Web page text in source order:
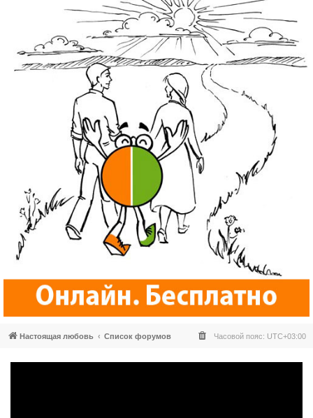
Настоящая любовь Список форумов Часовой пояс: UTC+03:00